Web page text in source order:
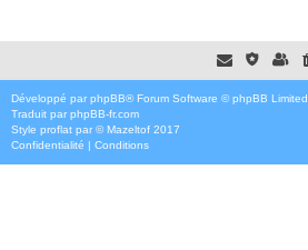
Développé par phpBB® Forum Software © phpBB Limited
Traduit par phpBB-fr.com
Style proflat par ©Mazeltof 2017
Confidentialité | Conditions